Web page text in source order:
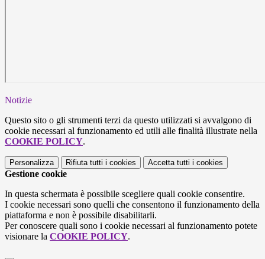
Notizie
Questo sito o gli strumenti terzi da questo utilizzati si avvalgono di
cookie necessari al funzionamento ed utili alle finalità illustrate nella
COOKIE POLICY.
Personalizza Rifiuta tutti i cookies Accetta tutti i cookies
Gestione cookie
In questa schermata è possibile scegliere quali cookie consentire.
I cookie necessari sono quelli che consentono il funzionamento della
piattaforma e non è possibile disabilitarli.
Per conoscere quali sono i cookie necessari al funzionamento potete
visionare la COOKIE POLICY.